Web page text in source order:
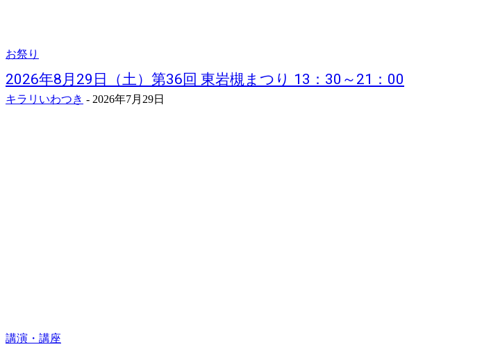
お祭り
2026年8月29日（土）第36回 東岩槻まつり 13：30～21：00
キラリいわつき - 2026年7月29日
講演・講座